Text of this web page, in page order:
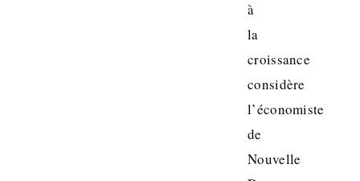
à
la
croissance
considère
l’économiste
de
Nouvelle